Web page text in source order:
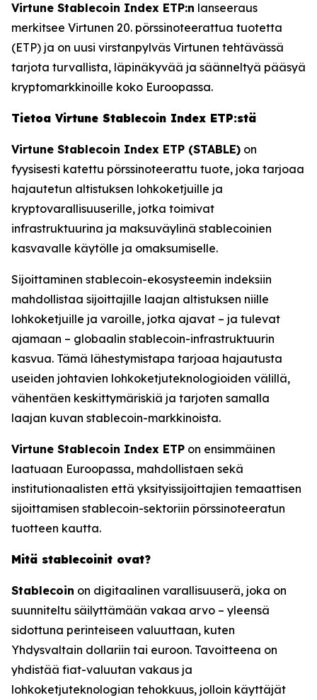
Virtune Stablecoin Index ETP:n lanseeraus
merkitsee Virtunen 20. pörssinoteerattua tuotetta
(ETP) ja on uusi virstanpylväs Virtunen tehtävässä
tarjota turvallista, läpinäkyvää ja säänneltyä pääsyä
kryptomarkkinoille koko Euroopassa.
Tietoa Virtune Stablecoin Index ETP:stä
Virtune Stablecoin Index ETP (STABLE) on
fyysisesti katettu pörssinoteerattu tuote, joka tarjoaa
hajautetun altistuksen lohkoketjuille ja
kryptovarallisuuserille, jotka toimivat
infrastruktuurina ja maksuväylinä stablecoinien
kasvavalle käytölle ja omaksumiselle.
Sijoittaminen stablecoin-ekosysteemin indeksiin
mahdollistaa sijoittajille laajan altistuksen niille
lohkoketjuille ja varoille, jotka ajavat – ja tulevat
ajamaan – globaalin stablecoin-infrastruktuurin
kasvua. Tämä lähestymistapa tarjoaa hajautusta
useiden johtavien lohkoketjuteknologioiden välillä,
vähentäen keskittymäriskiä ja tarjoten samalla
laajan kuvan stablecoin-markkinoista.
Virtune Stablecoin Index ETP on ensimmäinen
laatuaan Euroopassa, mahdollistaen sekä
institutionaalisten että yksityissijoittajien temaattisen
sijoittamisen stablecoin-sektoriin pörssinoteeratun
tuotteen kautta.
Mitä stablecoinit ovat?
Stablecoin on digitaalinen varallisuuserä, joka on
suunniteltu säilyttämään vakaa arvo – yleensä
sidottuna perinteiseen valuuttaan, kuten
Yhdysvaltain dollariin tai euroon. Tavoitteena on
yhdistää fiat-valuutan vakaus ja
lohkoketjuteknologian tehokkuus, jolloin käyttäjät